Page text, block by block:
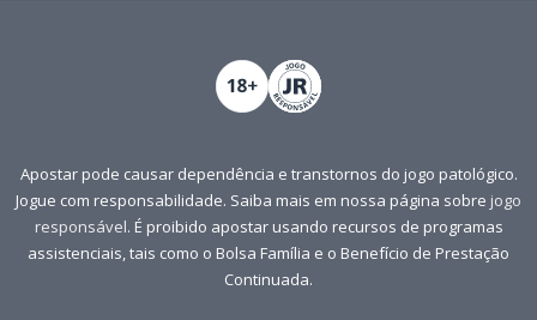
Apostar pode causar dependência e transtornos do jogo patológico.
Jogue com responsabilidade. Saiba mais em nossa página sobre jogo
responsável. É proibido apostar usando recursos de programas
assistenciais, tais como o Bolsa Família e o Benefício de Prestação
Continuada.